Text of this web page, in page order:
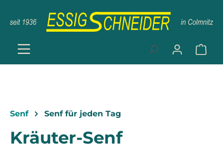
Zum Hauptinhalt springen
Senf Senf für jeden Tag
Kräuter-Senf